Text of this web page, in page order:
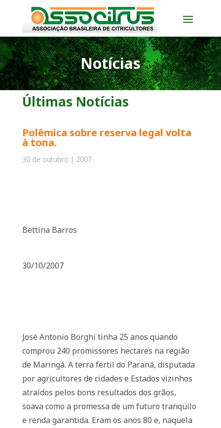
Notícias
Últimas Notícias
Polêmica sobre reserva legal volta
à tona.
30 de outubro | 2007
Bettina Barros
30/10/2007
José Antonio Borghi tinha 25 anos quando
comprou 240 promissores hectares na região
de Maringá. A terra fértil do Paraná, disputada
por agricultores de cidades e Estados vizinhos
atraídos pelos bons resultados dos grãos,
soava como a promessa de um futuro tranqüilo
e renda garantida. Eram os anos 80 e, naquela